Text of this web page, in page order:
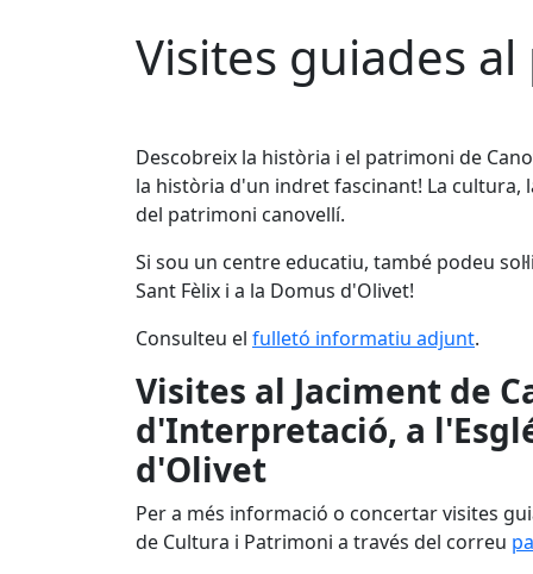
Visites guiades
Descobreix la història i el patrimoni de
la història d'un indret fascinant! La cultura,
del patrimoni canovellí.
Si sou un centre educatiu, també podeu
Sant Fèlix i a la Domus d'Olivet!
Consulteu el fulletó informatiu adjunt.
Visites al Jaciment de
d'Interpretació, a
d'Olivet
Per a més informació o concertar visites
de Cultura i Patrimoni a través del correu